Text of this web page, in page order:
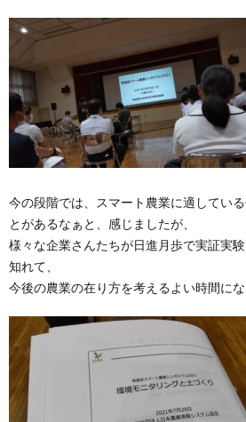
今の段階では、スマート農業に適してい
とがあるなぁと、感じましたが、
様々な企業さんたちが日進月歩で実証実
知れて、
今後の農業の在り方を考えるよい時間にな